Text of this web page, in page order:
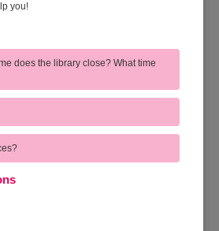
| ความคิดเห็นของผู้ใช้
| ร้องเรียน
| ชมเชยและเสนอแนะ
| สายตรงผู้อำนวยการ
you!
does the library close? What time